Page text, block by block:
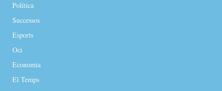
Política
Successos
Esports
Oci
Economia
El Temps